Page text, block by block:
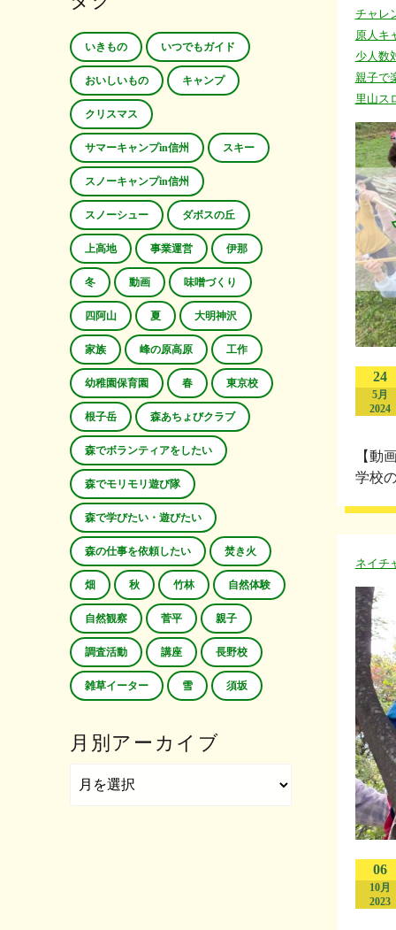
チャレ
原人キ
少人数
親子で
里山ス
24
5月
2024
【動
学校
ネイチ
06
10月
2023
いきもの いつでもガイド
おいしいもの キャンプ
クリスマス
サマーキャンプin信州 スキー
スノーキャンプin信州
スノーシュー ダボスの丘
上高地 事業運営 伊那
冬 動画 味噌づくり
四阿山 夏 大明神沢
家族 峰の原高原 工作
幼稚園保育園 春 東京校
根子岳 森あちょびクラブ
森でボランティアをしたい
森でモリモリ遊び隊
森で学びたい・遊びたい
森の仕事を依頼したい 焚き火
畑 秋 竹林 自然体験
自然観察 菅平 親子
調査活動 講座 長野校
雑草イーター 雪 須坂
月別アーカイブ